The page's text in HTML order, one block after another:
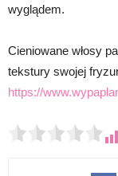
wyglądem.
Cieniowane włosy
tekstury swojej
https://